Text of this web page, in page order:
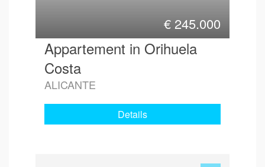
€245.000
Appartement in Orihuela
Costa
ALICANTE
Details